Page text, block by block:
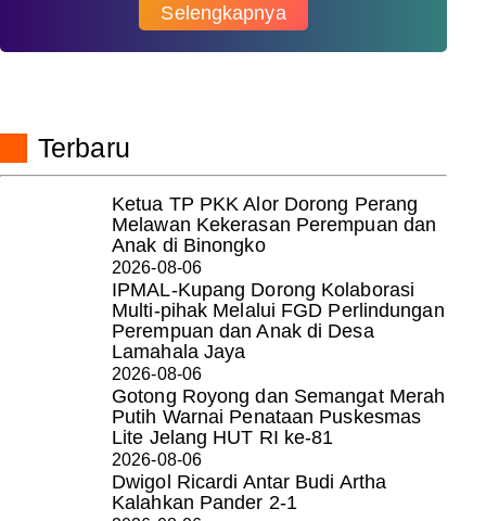
Selengkapnya
Terbaru
Ketua TP PKK Alor Dorong Perang
Melawan Kekerasan Perempuan dan
Anak di Binongko
2026-08-06
IPMAL-Kupang Dorong Kolaborasi
Multi-pihak Melalui FGD Perlindungan
Perempuan dan Anak di Desa
Lamahala Jaya
2026-08-06
Gotong Royong dan Semangat Merah
Putih Warnai Penataan Puskesmas
Lite Jelang HUT RI ke-81
2026-08-06
Dwigol Ricardi Antar Budi Artha
Kalahkan Pander 2-1